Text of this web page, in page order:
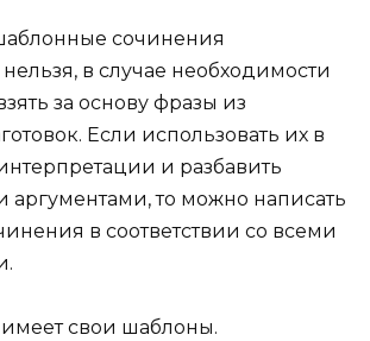
сочинения
в случае необходимости
за основу фразы из
Если использовать их в
и разбавить
аргументами, то можно написать
в соответствии со всеми
свои шаблоны.